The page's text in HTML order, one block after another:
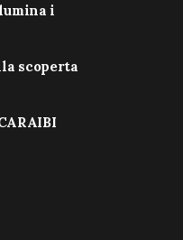
i
scoperta